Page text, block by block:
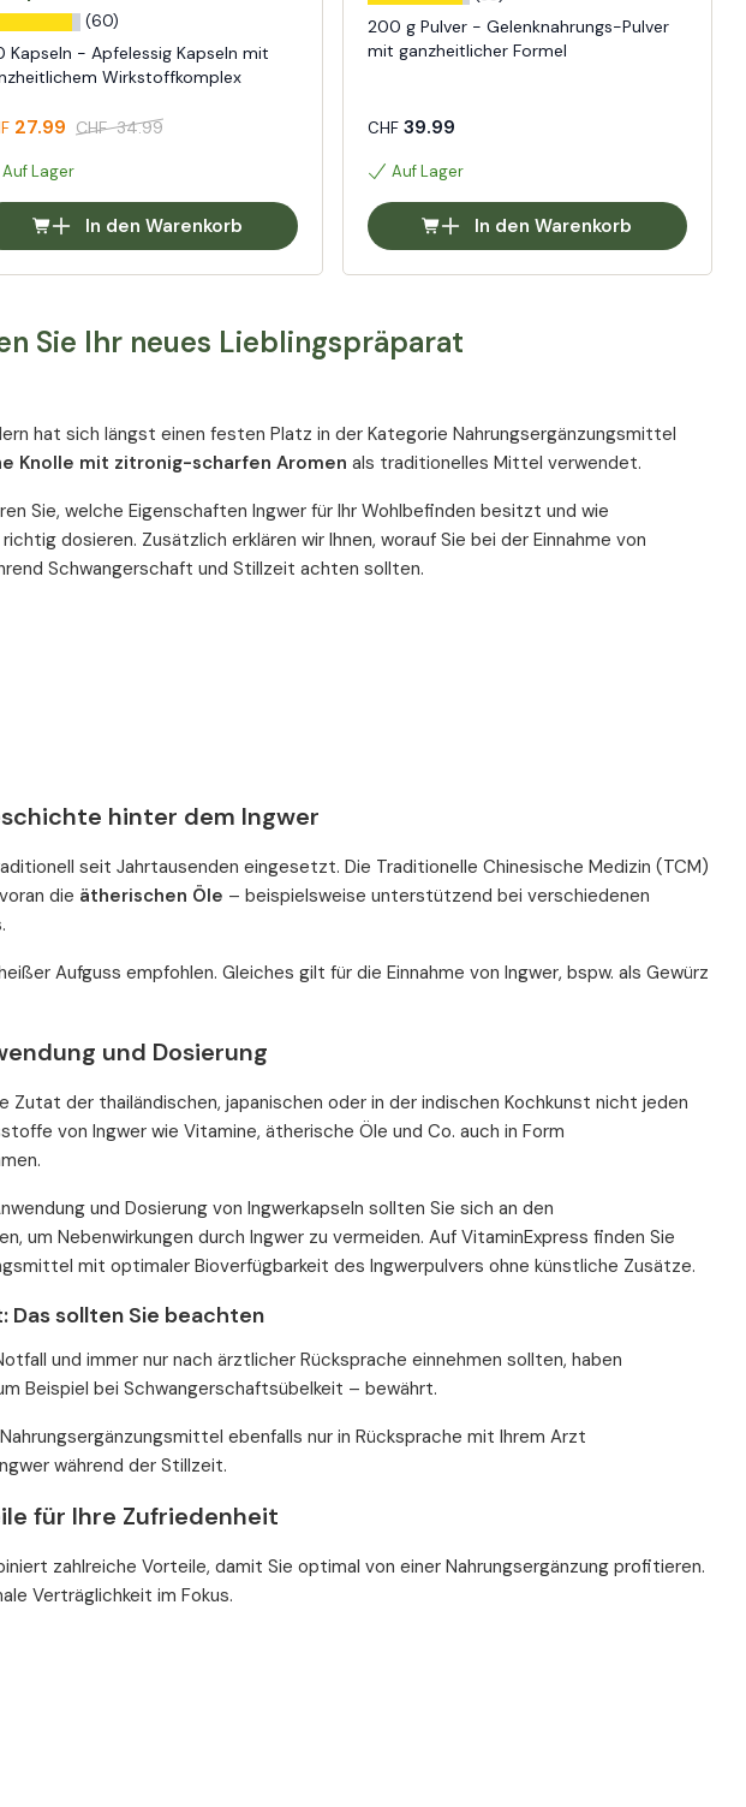
(60)
Kapseln - Apfelessig Kapseln mit
Wirkstoffkomplex
27.99 CHF 34.99
Auf Lager
In den Warenkorb
200 g Pulver - Gelenknahrungs-Pulver
mit ganzheitlicher Formel
CHF39.99
Auf Lager
In den Warenkorb
Sie Ihr neues Lieblingspräparat
hat sich längst einen festen Platz in der Kategorie Nahrungsergänzungsmittel
Knolle mit zitronig-scharfen Aromen als traditionelles Mittel verwendet.
Sie, welche Eigenschaften Ingwer für Ihr Wohlbefinden besitzt und wie
richtig dosieren. Zusätzlich erklären wir Ihnen, worauf Sie bei der Einnahme von
Schwangerschaft und Stillzeit achten sollten.
hinter dem Ingwer
seit Jahrtausenden eingesetzt. Die Traditionelle Chinesische Medizin (TCM)
die ätherischen Öle – beispielsweise unterstützend bei verschiedenen
Aufguss empfohlen. Gleiches gilt für die Einnahme von Ingwer, bspw. als Gewürz
und Dosierung
Zutat der thailändischen, japanischen oder in der indischen Kochkunst nicht jeden
von Ingwer wie Vitamine, ätherische Öle und Co. auch in Form
und Dosierung von Ingwerkapseln sollten Sie sich an den
um Nebenwirkungen durch Ingwer zu vermeiden. Auf VitaminExpress finden Sie
mit optimaler Bioverfügbarkeit des Ingwerpulvers ohne künstliche Zusätze.
Das sollten Sie beachten
und immer nur nach ärztlicher Rücksprache einnehmen sollten, haben
Beispiel bei Schwangerschaftsübelkeit – bewährt.
ebenfalls nur in Rücksprache mit Ihrem Arzt
während der Stillzeit.
für Ihre Zufriedenheit
zahlreiche Vorteile, damit Sie optimal von einer Nahrungsergänzung profitieren.
Verträglichkeit im Fokus.